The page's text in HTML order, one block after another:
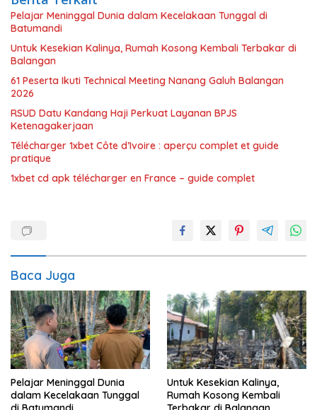
Pelajar Meninggal Dunia dalam Kecelakaan Tunggal di
Batumandi
Untuk Kesekian Kalinya, Rumah Kosong Kembali Terbakar di
Balangan
61 Peserta Ikuti Technical Meeting Nanang Galuh Balangan
2026
RSUD Datu Kandang Haji Perkuat Layanan BPJS
Ketenagakerjaan
Télécharger 1xbet Côte d’Ivoire : aperçu complet et guide
pratique
1xbet cd apk télécharger en France – guide complet
Baca Juga
Pelajar Meninggal Dunia
dalam Kecelakaan Tunggal
Untuk Kesekian Kalinya,
Rumah Kosong Kembali